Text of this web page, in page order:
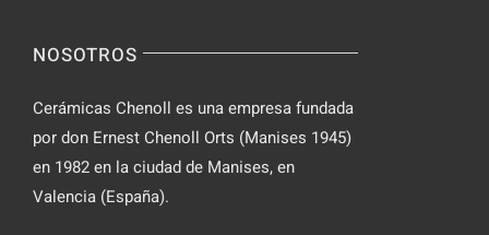
NOSOTROS
Cerámicas Chenoll es una empresa fundada
por don Ernest Chenoll Orts (Manises 1945)
en 1982 en la ciudad de Manises, en
Valencia (España).